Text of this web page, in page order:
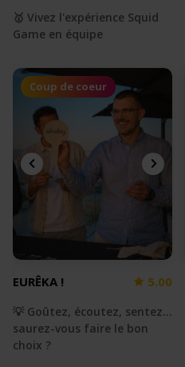
🥇 Vivez l'expérience Squid
Game en équipe
Coup de coeur
EURÊKA ! 5.00
💡 Goûtez, écoutez, sentez...
saurez-vous faire le bon
choix ?